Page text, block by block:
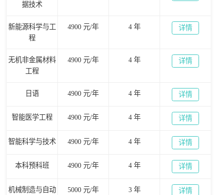
据技术
新能源科学与工
程
4900 元/年 4 年 详情
无机非金属材料
工程
4900 元/年 4 年 详情
日语 4900 元/年 4 年 详情
智能医学工程 4900 元/年 4 年 详情
智能科学与技术 4900 元/年 4 年 详情
本科预科班 4900 元/年 4 年 详情
机械制造与自动
5000 元/年 3 年 详情